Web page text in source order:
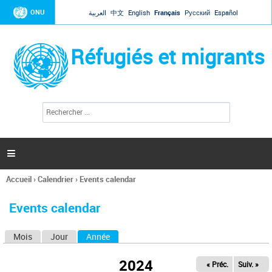
Jump to navigation
ONU العربية 中文 English Français Русский Español
Réfugiés et migrants
l
c
h
e

Vous
ici
Accueil›Calendrier› Events calendar
Events calendar
Mois Jour Année
2024 « Préc. Suiv. »